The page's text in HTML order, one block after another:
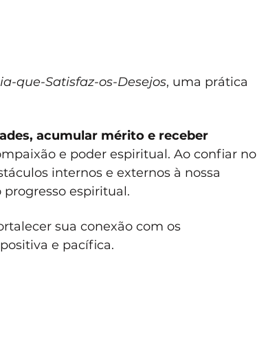
que-Satisfaz-os-Desejos, uma prática
acumular mérito e receber
e poder espiritual. Ao confiar no
internos e externos à nossa
espiritual.
sua conexão com os
e pacífica.